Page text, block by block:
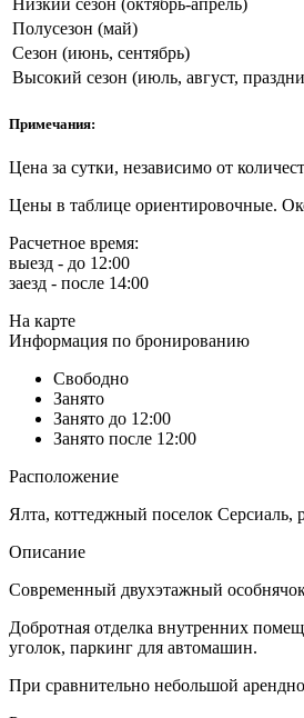
Полусезон (май)
Сезон (июнь, сентябрь)
Высокий сезон (июль, август,
Примечания:
Цена за сутки, независимо от
Цены в таблице ориентировочные.
Расчетное время:
выезд - до 12:00
заезд - после 14:00
На карте
Информация по бронированию
Свободно
Занято
Занято до 12:00
Занято после 12:00
Расположение
Ялта, коттеджный поселок Серсиаль,
Описание
Современный двухэтажный
Добротная отделка внутренних
уголок, паркинг для автомашин.
При сравнительно небольшой